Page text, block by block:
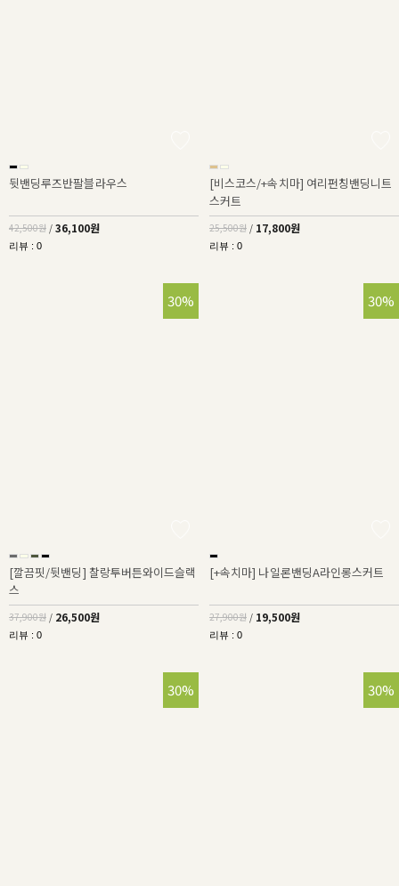
뒷밴딩루즈반팔블라우스
42,500원 / 36,100원
리뷰 : 0
[비스코스/+속치마] 여리펀칭밴딩니트
스커트
25,500원 / 17,800원
리뷰 : 0
30%
[깔끔핏/뒷밴딩] 찰랑투버튼와이드슬랙
스
37,900원 / 26,500원
리뷰 : 0
30%
[+속치마] 나일론밴딩A라인롱스커트
27,900원 / 19,500원
리뷰 : 0
30% 30%